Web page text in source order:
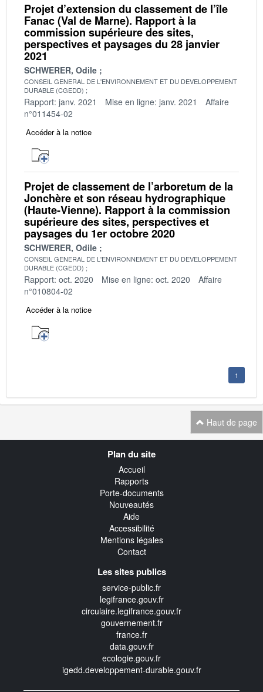
Projet d’extension du classement de l’île
Fanac (Val de Marne). Rapport à la
commission supérieure des sites,
perspectives et paysages du 28 janvier
2021
SCHWERER, Odile
CONSEIL GENERAL DE L'ENVIRONNEMENT ET DU DEVELOPPEMENT
DURABLE (CGEDD)
Rapport: janv. 2021 Mise en ligne: janv. 2021
Affaire
n°011454-02
Accéder à la notice
Projet de classement de l’arboretum de la
Jonchère et son réseau hydrographique
(Haute-Vienne). Rapport à la commission
supérieure des sites, perspectives et
paysages du 1er octobre 2020
SCHWERER, Odile
CONSEIL GENERAL DE L'ENVIRONNEMENT ET DU DEVELOPPEMENT
DURABLE (CGEDD)
Rapport: oct. 2020 Mise en ligne: oct. 2020
Affaire
n°010804-02
Accéder à la notice
1
Haut de page
Plan du site
Accueil
Rapports
Porte-documents
Nouveautés
Aide
Accessibilité
Mentions légales
Contact
Les sites publics
service-public.fr
legifrance.gouv.fr
circulaire.legifrance.gouv.fr
gouvernement.fr
france.fr
data.gouv.fr
ecologie.gouv.fr
igedd.developpement-durable.gouv.fr